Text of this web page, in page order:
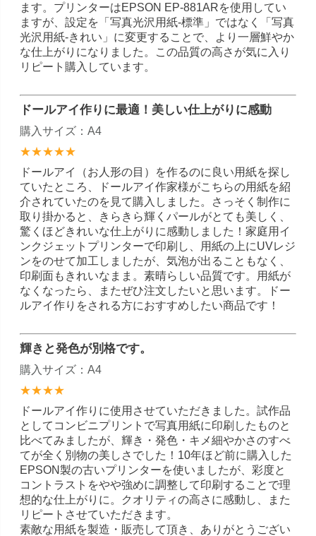
ます。プリンターはEPSON EP-881ARを使用してい
ますが、設定を「写真光沢用紙-標準」ではなく「写真
光沢用紙-きれい」に変更することで、より一層鮮やか
な仕上がりになりました。この品質の高さが気に入り
リピート購入しています。
ドールアイ作りに最適！美しい仕上がりに感動
購入サイズ：A4
★★★★★
ドールアイ（お人形の目）を作るのに良い用紙を探し
ていたところ、ドールアイ作家様がこちらの用紙を紹
介されていたのを見て購入しました。さっそく制作に
取り掛かると、きらきら輝くパールがとても美しく、
驚くほどきれいな仕上がりに感動しました！家庭用イ
ンクジェットプリンターで印刷し、用紙の上にUVレジ
ンをのせて加工しましたが、気泡が出ることもなく、
印刷面もきれいなまま。素晴らしい品質です。用紙が
なくなったら、またぜひ注文したいと思います。ドー
ルアイ作りをされる方におすすめしたい商品です！
輝きと発色が別格です。
購入サイズ：A4
★★★★
ドールアイ作りに使用させていただきました。試作品
としてコンビニプリントで写真用紙に印刷したものと
比べてみましたが、輝き・発色・キメ細やかさのすべ
てが全く別物の美しさでした！10年ほど前に購入した
EPSON製の古いプリンターを使いましたが、彩度と
コントラストをやや強めに調整して印刷することで理
想的な仕上がりに。クオリティの高さに感動し、また
リピートさせていただきます。
素敵な用紙を製造・販売して頂き、ありがとうござい